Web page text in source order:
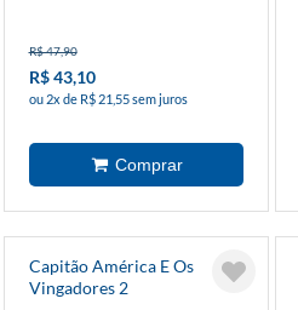
R$ 47,90
R$ 43,10
ou 2x de R$ 21,55 sem juros
Capitão América E Os
Vingadores 2